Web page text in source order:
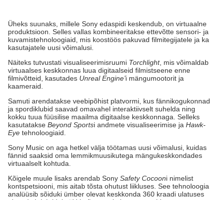
Üheks suunaks, millele Sony edaspidi keskendub, on virtuaalne
produktsioon. Selles vallas kombineeritakse ettevõtte sensori- ja
kuvamistehnoloogiaid, mis koostöös pakuvad filmitegijatele ja ka
kasutajatele uusi võimalusi.
Näiteks tutvustati visualiseerimisruumi Torchlight, mis võimaldab
virtuaalses keskkonnas luua digitaalseid filmistseene enne
filmivõtteid, kasutades Unreal Engine’i mängumootorit ja
kaameraid.
Samuti arendatakse veebipõhist platvormi, kus fännikogukonnad
ja spordiklubid saavad omavahel interaktiivselt suhelda ning
kokku tuua füüsilise maailma digitaalse keskkonnaga. Selleks
kasutatakse Beyond Sportsi andmete visualiseerimise ja Hawk-
Eye tehnoloogiaid.
Sony Music on aga hetkel välja töötamas uusi võimalusi, kuidas
fännid saaksid oma lemmikmuusikutega mängukeskkondades
virtuaalselt kohtuda.
Kõigele muule lisaks arendab Sony Safety Cocooni nimelist
kontspetsiooni, mis aitab tõsta ohutust liikluses. See tehnoloogia
analüüsib sõiduki ümber olevat keskkonda 360 kraadi ulatuses